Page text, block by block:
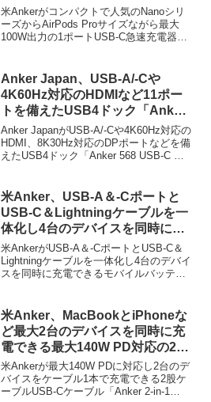
ートUSB-C急速充電器「Anker
Nano Charger (100W) with USB-
C Cable」を発売。
米Ankerがコンパクトで人気のNanoシリ
ーズからAirPods Proサイズながら最大
100W出力の1ポートUSB-C急速充電器
Anker Japan、USB-A/-Cや
4K60Hz対応のHDMIなど11ポー
トを備えたUSB4ドック「Anker
568 USB-C ドッキングステーシ
ョン (11-in-1, USB4)」を発売。
Anker JapanがUSB-A/-Cや4K60Hz対応の
HDMI、8K30Hz対応のDPポートなどを備
えたUSB4ドック「Anker 568 USB-C ド
米Anker、USB-A＆-Cポートと
USB-C＆Lightningケーブルを一
体化し4台のデバイスを同時に充
電できるモバイルバッテリー
「Anker Zolo Power Bank (10K,
Built-In USB-C and Lightning
米AnkerがUSB-A＆-CポートとUSB-C＆
Lightningケーブルを一体化し4台のデバイ
スを同時に充電できるモバイルバッテリ
米Anker、MacBookとiPhoneな
ど最大2台のデバイスを同時に充
電できる最大140W PD対応の2股
USB-Cケーブル「Anker 2-in-1
USB-C to USB-C Cable (4 ft,
140W, Braided)」を発売。
米Ankerが最大140W PDに対応し2台のデ
バイスをケーブル1本で充電できる2股ケ
ーブルUSB-Cケーブル「Anker 2-in-1